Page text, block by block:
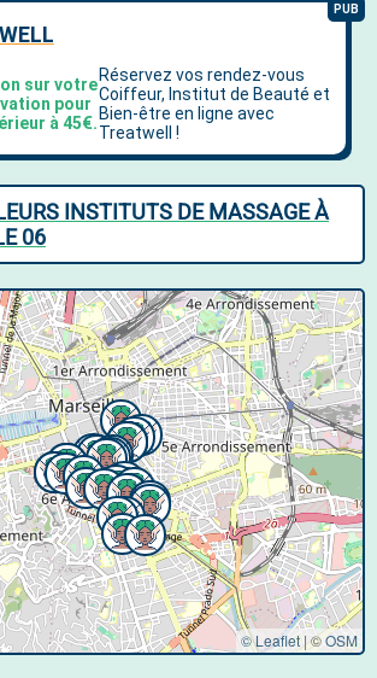
INSTITUTS DE MASSAGE À
06
© Leaflet |©OSM